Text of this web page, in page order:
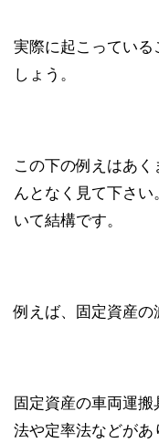
実際に起こってい
しょう。
この下の例えはあ
んとなく見て下さ
いて結構です。
例えば、固定資産の
固定資産の車両運
法や定率法などが